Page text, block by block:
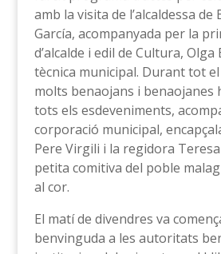
amb la visita de l’alcaldessa de
García, acompanyada per la
d’alcalde i edil de Cultura,
tècnica municipal. Durant tot
molts benaojans i benaojanes
tots els esdeveniments,
corporació municipal,
Pere Virgili i la regidora
petita comitiva del poble
al cor.
El matí de divendres va
benvinguda a les autoritats